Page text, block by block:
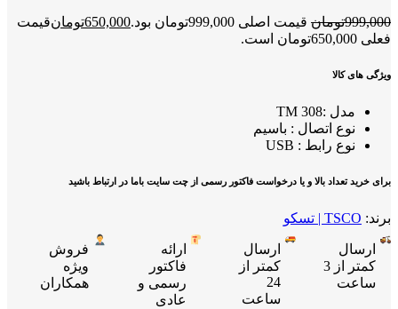
999,000تومان قیمت اصلی 999,000تومان بود. 650,000تومانقیمت
فعلی 650,000تومان است.
ویژگی های کالا
مدل :TM 308
نوع اتصال : باسیم
نوع رابط : USB
برای خرید تعداد بالا و یا درخواست فاکتور رسمی از چت سایت باما در ارتباط باشید
برند: TSCO | تسکو
ارسال
کمتر از 3
ساعت
ارسال
کمتر از
24
ساعت
ارائه
فاکتور
رسمی و
عادی
فروش
ویژه
همکاران